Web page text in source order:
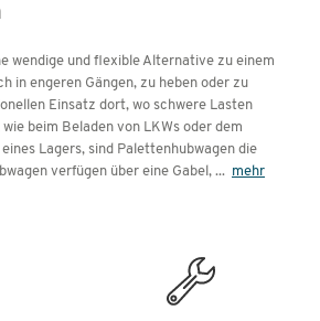
wendige und flexible Alternative zu einem
in engeren Gängen, zu heben oder zu
Einsatz dort, wo schwere Lasten
beim Beladen von LKWs oder dem
Lagers, sind Palettenhubwagen die
verfügen über eine Gabel, ... mehr